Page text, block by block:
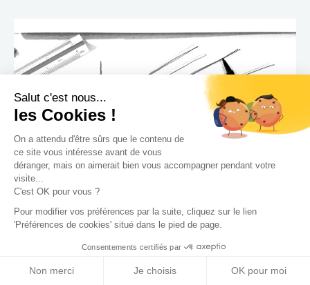
Salut c'est nous...
les Cookies !
On a attendu d'être sûrs que le contenu de
ce site vous intéresse avant de vous
déranger, mais on aimerait bien vous accompagner pendant votre
visite...
C'est OK pour vous ?
Pour modifier vos préférences par la suite, cliquez sur le lien
'Préférences de cookies' situé dans le pied de page.
Consentements certifiés par
Non merci Je choisis OK pour moi
Architecte